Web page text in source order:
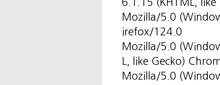
6.1.15 (KHTML,
Mozilla/5.0
irefox/124.0
Mozilla/5.0
L, like Gecko)
Mozilla/5.0